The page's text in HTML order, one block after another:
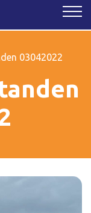
03042022